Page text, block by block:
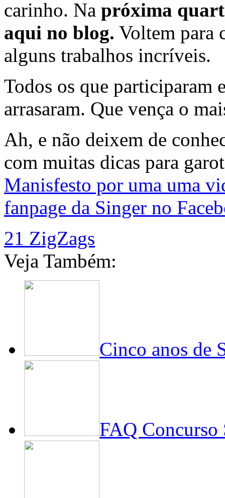
carinho. Na próxima
aqui no blog. Voltem para
alguns trabalhos incríveis.
Todos os que participaram
arrasaram. Que vença o
Ah, e não deixem de
com muitas dicas para
Manisfesto por uma uma
fanpage da Singer no
21 ZigZags
Veja Também:
Cinco anos de
FAQ Concurso